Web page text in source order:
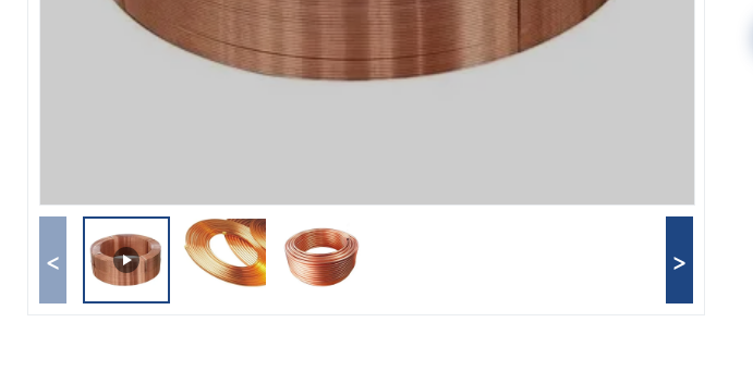
< >